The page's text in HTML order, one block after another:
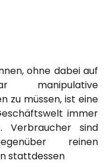
ohne dabei auf
manipulative
zu müssen, ist eine
immer
Verbraucher sind
reinen
stattdessen